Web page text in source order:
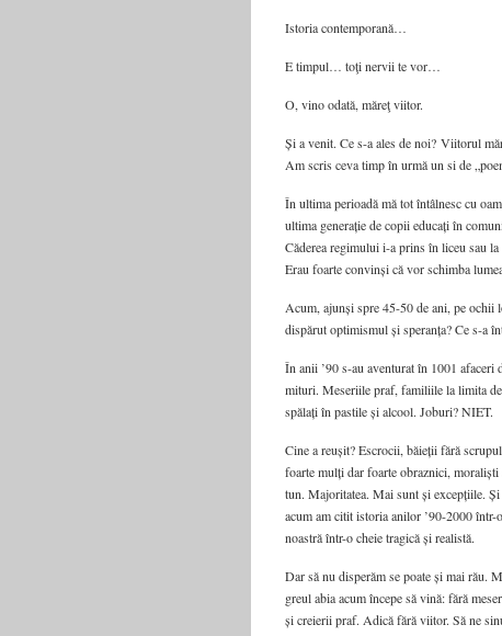
Istoria contemporană…
E timpul… toţi nervii te vor…
O, vino odată, măreţ viitor.
Și a venit. Ce s-a ales de noi? Viitorul
Am scris ceva timp în urmă un si de
În ultima perioadă mă tot întâlnesc cu
ultima generație de copii educați în
Căderea regimului i-a prins în liceu sau
Erau foarte convinși că vor schimba
Acum, ajunși spre 45-50 de ani, pe ochii
dispărut optimismul și speranța? Ce s-a
În anii ’90 s-au aventurat în 1001
mituri. Meseriile praf, familiile la limita
spălați în pastile și alcool. Joburi? NIET.
Cine a reușit? Escrocii, băieții fără
foarte mulți dar foarte obraznici,
tun. Majoritatea. Mai sunt și excepțiile. Și
acum am citit istoria anilor ’90-2000
noastră într-o cheie tragică și realistă.
Dar să nu disperăm se poate și mai rău.
greul abia acum începe să vină: fără
și creierii praf. Adică fără viitor. Să ne